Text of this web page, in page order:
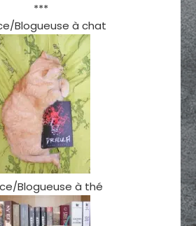
***
Blogueuse à chat
Blogueuse à thé